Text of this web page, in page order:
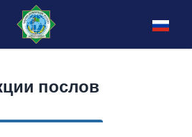
послов